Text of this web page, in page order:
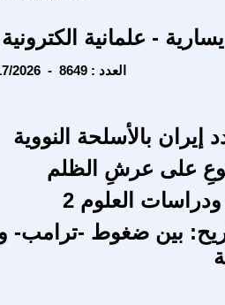
- علمانية
Tuesday - 3/17/2026 - العدد : 8649
إيران بالأسلحة النووية
على عرشِ الظلم
ودراسات العلوم 2
بين ضغوط -ترامب-